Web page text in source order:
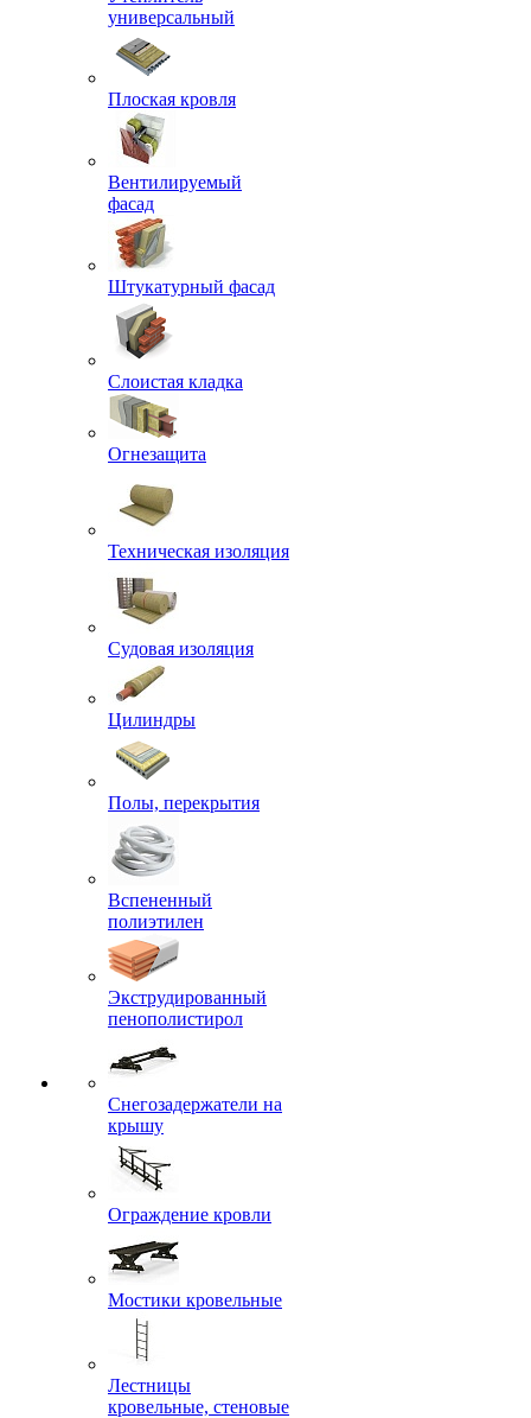
универсальный
Плоская кровля
Вентилируемый
фасад
Штукатурный фасад
Слоистая кладка
Огнезащита
Техническая изоляция
Судовая изоляция
Цилиндры
Полы, перекрытия
Вспененный
полиэтилен
Экструдированный
пенополистирол
Снегозадержатели на
крышу
Ограждение кровли
Мостики кровельные
Лестницы
кровельные, стеновые